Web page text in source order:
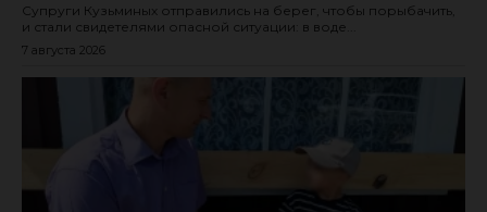
Супруги Кузьминых отправились на берег, чтобы порыбачить,
и стали свидетелями опасной ситуации: в воде...
7 августа 2026